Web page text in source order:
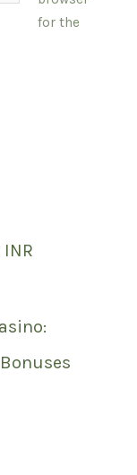
for the